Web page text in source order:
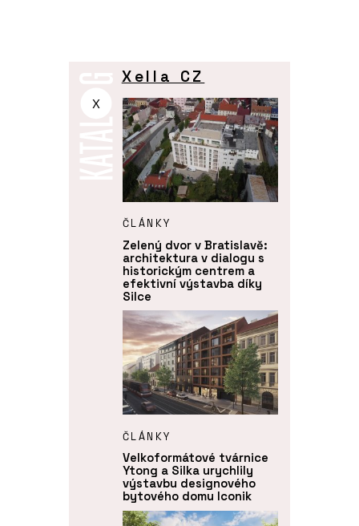
X
Xella CZ
ČLÁNKY
Zelený dvor v Bratislavě:
architektura v dialogu s
historickým centrem a
efektivní výstavba díky
Silce
ČLÁNKY
Velkoformátové tvárnice
Ytong a Silka urychlily
výstavbu designového
bytového domu Iconik